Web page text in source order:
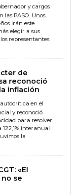
y cargos
las PASO. Unos
irán este
elegir a sus
representantes
de
reconoció
inflación
en el
y reconoció
para resolver
interanual.
la
«El
se